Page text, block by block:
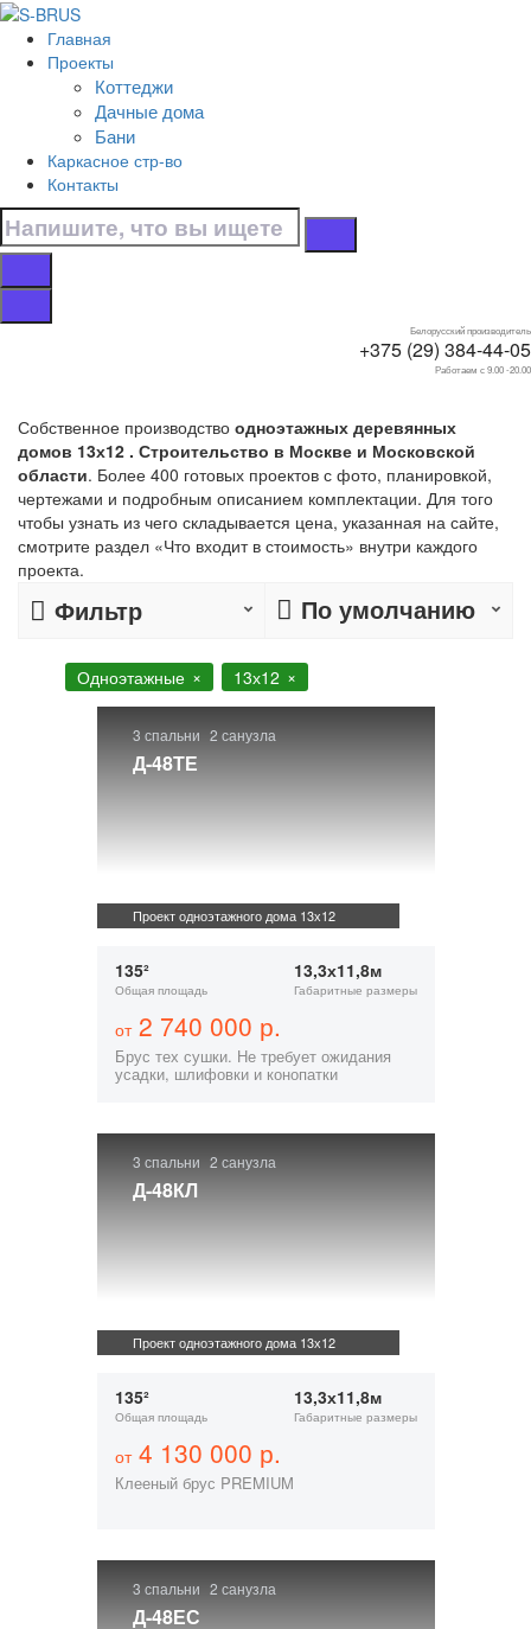
Перейти к контенту
Главная
Проекты
Коттеджи
Дачные дома
Бани
Каркасное стр-во
Контакты
Белорусский производитель
+375 (29) 384-44-05
Работаем с 9.00 -20.00
Главная
Одноэтажные
13х12
Дома 13х12
одноэтажные
Собственное производство одноэтажных деревянных
домов 13х12 . Строительство в Москве и Московской
области. Более 400 готовых проектов с фото, планировкой,
чертежами и подробным описанием комплектации. Для того
чтобы узнать из чего складывается цена, указанная на сайте,
смотрите раздел «Что входит в стоимость» внутри каждого
проекта.
Фильтр По умолчанию
Одноэтажные 13х12
3 спальни 2 санузла
Д-48ТЕ
Проект одноэтажного дома 13х12
135²
Общая площадь
13,3х11,8м
Габаритные размеры
от2 740 000 р.
Брус тех сушки. Не требует ожидания
усадки, шлифовки и конопатки
3 спальни 2 санузла
Д-48КЛ
Проект одноэтажного дома 13х12
135²
Общая площадь
13,3х11,8м
Габаритные размеры
от4 130 000 р.
Клееный брус PREMIUM
3 спальни 2 санузла
Д-48ЕС